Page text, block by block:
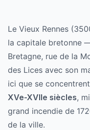
Le Vieux Rennes
la capitale bretonne
Bretagne, rue de la
des Lices avec son
ici que se
XVe-XVIIe siècles,
grand incendie de
de la ville.